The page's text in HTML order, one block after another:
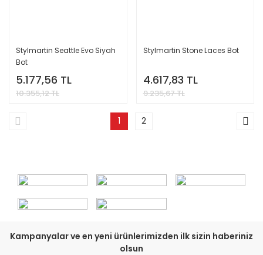
Stylmartin Seattle Evo Siyah
Bot
5.177,56 TL
10.355,12 TL
Stylmartin Stone Laces Bot
4.617,83 TL
9.235,67 TL
1 2
Kampanyalar ve en yeni ürünlerimizden ilk sizin haberiniz
olsun